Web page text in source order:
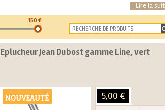
Lire la
150 €
Eplucheur Jean Dubost gamme Line, vert
NOUVEAUTÉ 5,00 €